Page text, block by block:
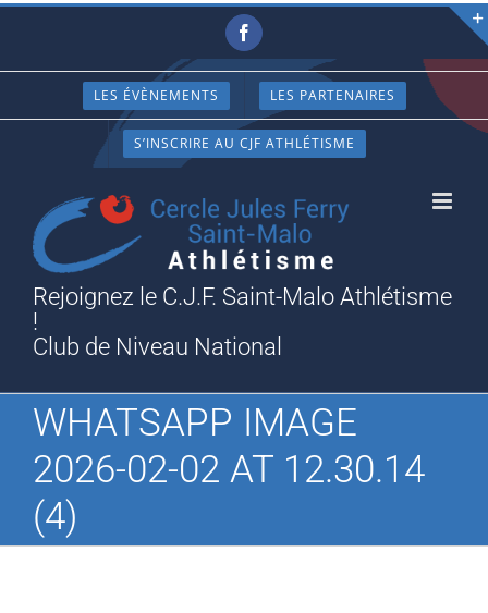
Passer
contenu
Facebook
LES ÉVÈNEMENTS LES PARTENAIRES
S’INSCRIRE AU CJF ATHLÉTISME
Rejoignez le C.J.F. Saint-Malo Athlétisme
!
Club de Niveau National
WHATSAPP IMAGE
2026-02-02 AT 12.30.14
(4)